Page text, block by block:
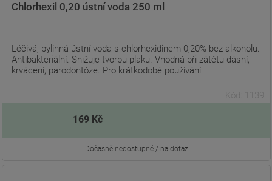
Chlorhexil 0,20 ústní voda 250 ml
Léčivá, bylinná ústní voda s chlorhexidinem 0,20% bez alkoholu.
Antibakteriální. Snižuje tvorbu plaku. Vhodná při zátětu dásní,
krvácení, parodontóze. Pro krátkodobé používání
Kód: 1139
169 Kč
Dočasně nedostupné / na dotaz